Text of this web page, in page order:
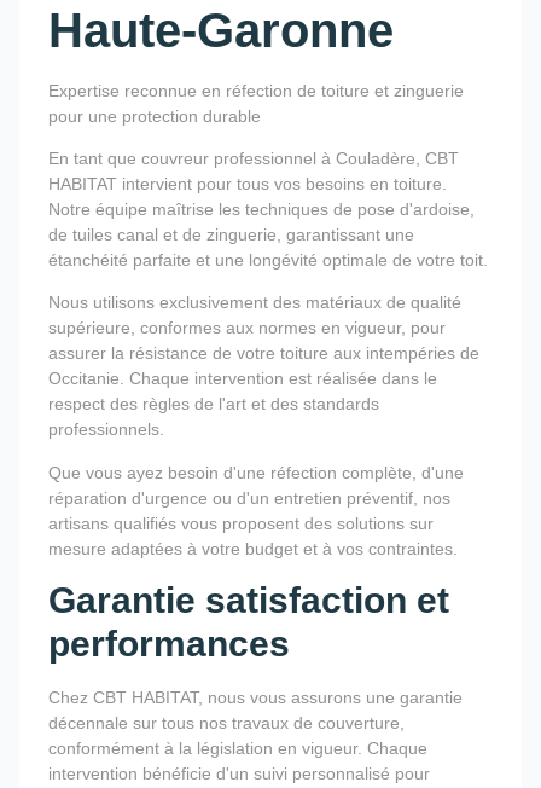
Haute-Garonne
Expertise reconnue en réfection de toiture et zinguerie
pour une protection durable
En tant que couvreur professionnel à Couladère, CBT
HABITAT intervient pour tous vos besoins en toiture.
Notre équipe maîtrise les techniques de pose d'ardoise,
de tuiles canal et de zinguerie, garantissant une
étanchéité parfaite et une longévité optimale de votre toit.
Nous utilisons exclusivement des matériaux de qualité
supérieure, conformes aux normes en vigueur, pour
assurer la résistance de votre toiture aux intempéries de
Occitanie. Chaque intervention est réalisée dans le
respect des règles de l'art et des standards
professionnels.
Que vous ayez besoin d'une réfection complète, d'une
réparation d'urgence ou d'un entretien préventif, nos
artisans qualifiés vous proposent des solutions sur
mesure adaptées à votre budget et à vos contraintes.
Garantie satisfaction et
performances
Chez CBT HABITAT, nous vous assurons une garantie
décennale sur tous nos travaux de couverture,
conformément à la législation en vigueur. Chaque
intervention bénéficie d'un suivi personnalisé pour